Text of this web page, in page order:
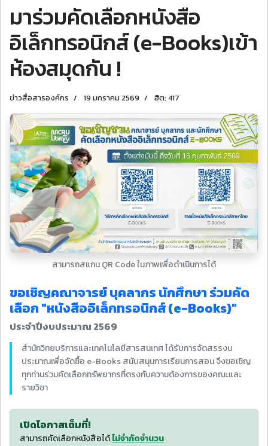
มาร่วมคัดเลือกหนังสือ
อิเล็กทรอนิกส์ (e-Books)เข้า
ห้องสมุดกัน !
ข่าวสื่อสารองค์กร 19 มกราคม 2569 ฮิต: 417
สามารถสแกน QR Code ในภาพเพื่อดำเนินการได้
ขอเชิญคณาจารย์ บุคลากร นักศึกษา ร่วมคัด
เลือก "หนังสืออิเล็กทรอนิกส์ (e-Books)"
ประจำปีงบประมาณ 2569
สำนักวิทยบริการและเทคโนโลยีสารสนเทศ ได้รับการจัดสรรงบ
ประมาณเพื่อจัดซื้อ e-Books สนับสนุนการเรียนการสอน จึงขอเชิญ
ทุกท่านร่วมคัดเลือกทรัพยากรที่ตรงกับความต้องการของคณะและ
รายวิชา
เปิดโอกาสเต็มที่!
สามารถคัดเลือกหนังสือได้ไม่จำกัดจำนวน